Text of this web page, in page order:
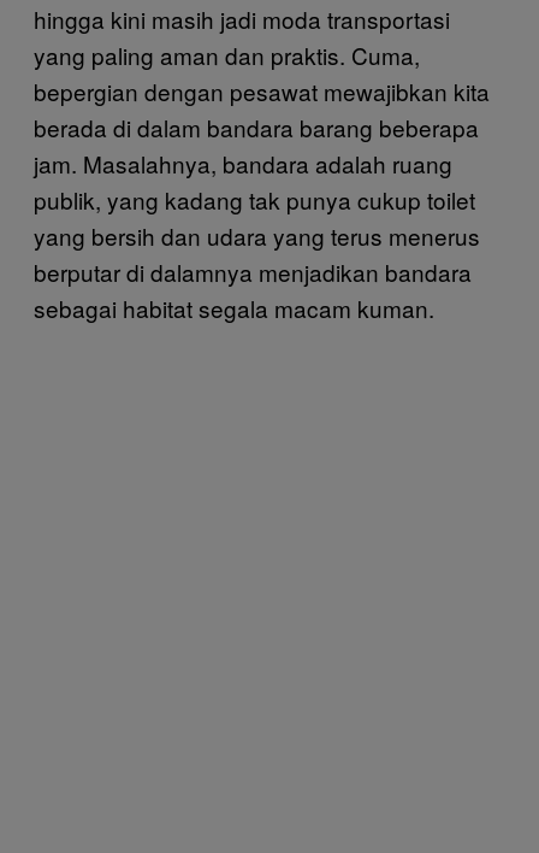
hingga kini masih jadi moda transportasi
yang paling aman dan praktis. Cuma,
bepergian dengan pesawat mewajibkan kita
berada di dalam bandara barang beberapa
jam. Masalahnya, bandara adalah ruang
publik, yang kadang tak punya cukup toilet
yang bersih dan udara yang terus menerus
berputar di dalamnya menjadikan bandara
sebagai habitat segala macam kuman.